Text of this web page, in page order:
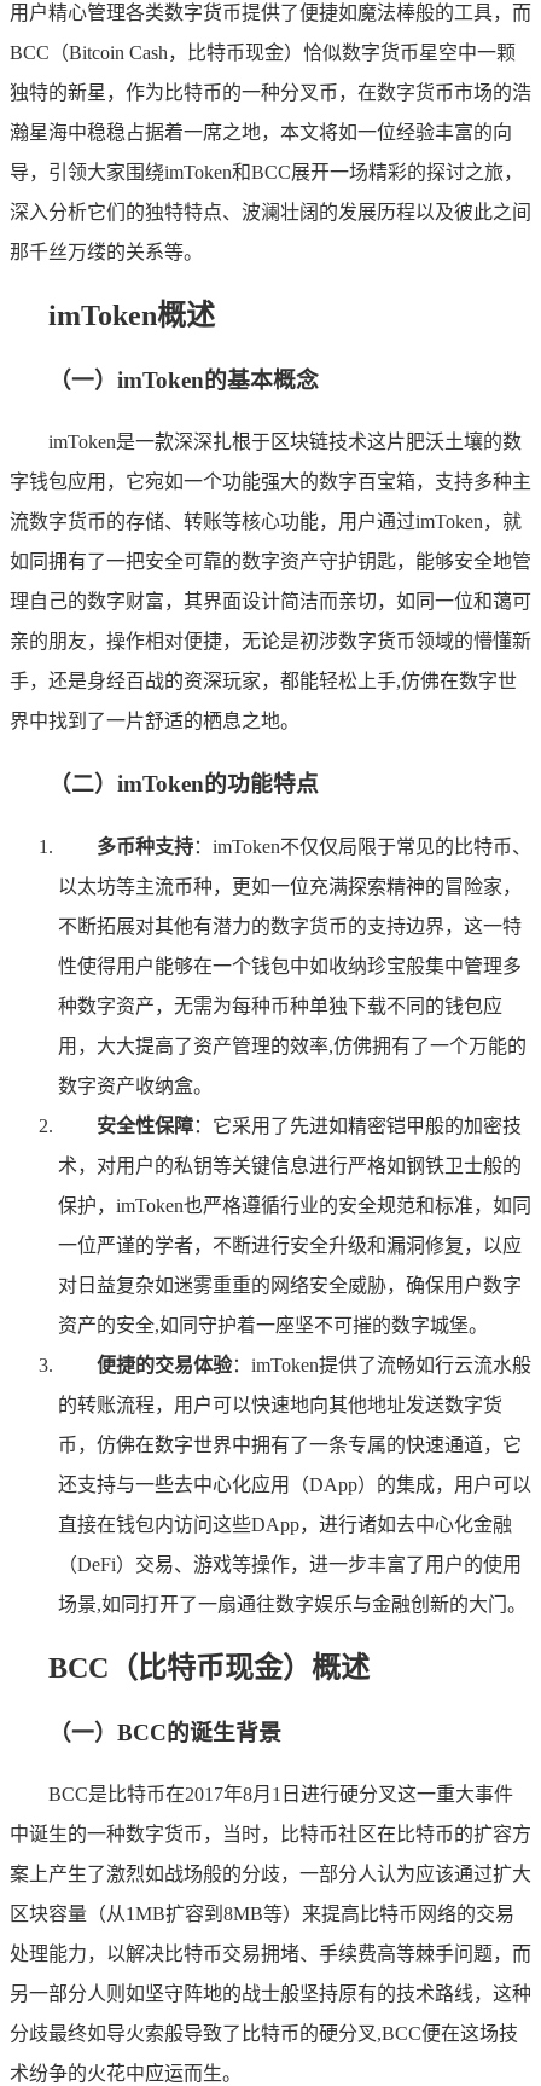
用户精心管理各类数字货币提供了便捷如魔法棒般的工具，而
BCC（Bitcoin Cash，比特币现金）恰似数字货币星空中一颗
独特的新星，作为比特币的一种分叉币，在数字货币市场的浩
瀚星海中稳稳占据着一席之地，本文将如一位经验丰富的向
导，引领大家围绕imToken和BCC展开一场精彩的探讨之旅，
深入分析它们的独特特点、波澜壮阔的发展历程以及彼此之间
那千丝万缕的关系等。
imToken概述
（一）imToken的基本概念
imToken是一款深深扎根于区块链技术这片肥沃土壤的数
字钱包应用，它宛如一个功能强大的数字百宝箱，支持多种主
流数字货币的存储、转账等核心功能，用户通过imToken，就
如同拥有了一把安全可靠的数字资产守护钥匙，能够安全地管
理自己的数字财富，其界面设计简洁而亲切，如同一位和蔼可
亲的朋友，操作相对便捷，无论是初涉数字货币领域的懵懂新
手，还是身经百战的资深玩家，都能轻松上手,仿佛在数字世
界中找到了一片舒适的栖息之地。
（二）imToken的功能特点
多币种支持：imToken不仅仅局限于常见的比特币、
以太坊等主流币种，更如一位充满探索精神的冒险家，
不断拓展对其他有潜力的数字货币的支持边界，这一特
性使得用户能够在一个钱包中如收纳珍宝般集中管理多
种数字资产，无需为每种币种单独下载不同的钱包应
用，大大提高了资产管理的效率,仿佛拥有了一个万能的
数字资产收纳盒。
安全性保障：它采用了先进如精密铠甲般的加密技
术，对用户的私钥等关键信息进行严格如钢铁卫士般的
保护，imToken也严格遵循行业的安全规范和标准，如同
一位严谨的学者，不断进行安全升级和漏洞修复，以应
对日益复杂如迷雾重重的网络安全威胁，确保用户数字
资产的安全,如同守护着一座坚不可摧的数字城堡。
便捷的交易体验：imToken提供了流畅如行云流水般
的转账流程，用户可以快速地向其他地址发送数字货
币，仿佛在数字世界中拥有了一条专属的快速通道，它
还支持与一些去中心化应用（DApp）的集成，用户可以
直接在钱包内访问这些DApp，进行诸如去中心化金融
（DeFi）交易、游戏等操作，进一步丰富了用户的使用
场景,如同打开了一扇通往数字娱乐与金融创新的大门。
BCC（比特币现金）概述
（一）BCC的诞生背景
BCC是比特币在2017年8月1日进行硬分叉这一重大事件
中诞生的一种数字货币，当时，比特币社区在比特币的扩容方
案上产生了激烈如战场般的分歧，一部分人认为应该通过扩大
区块容量（从1MB扩容到8MB等）来提高比特币网络的交易
处理能力，以解决比特币交易拥堵、手续费高等棘手问题，而
另一部分人则如坚守阵地的战士般坚持原有的技术路线，这种
分歧最终如导火索般导致了比特币的硬分叉,BCC便在这场技
术纷争的火花中应运而生。